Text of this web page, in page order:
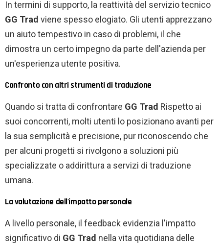
In termini di supporto, la reattività del servizio tecnico
GG Trad viene spesso elogiato. Gli utenti apprezzano
un aiuto tempestivo in caso di problemi, il che
dimostra un certo impegno da parte dell'azienda per
un'esperienza utente positiva.
Confronto con altri strumenti di traduzione
Quando si tratta di confrontare GG Trad Rispetto ai
suoi concorrenti, molti utenti lo posizionano avanti per
la sua semplicità e precisione, pur riconoscendo che
per alcuni progetti si rivolgono a soluzioni più
specializzate o addirittura a servizi di traduzione
umana.
La valutazione dell'impatto personale
A livello personale, il feedback evidenzia l'impatto
significativo di GG Trad nella vita quotidiana delle